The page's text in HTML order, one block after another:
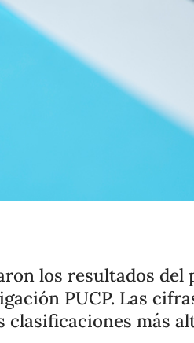
los resultados
PUCP. Las
clasificaciones más